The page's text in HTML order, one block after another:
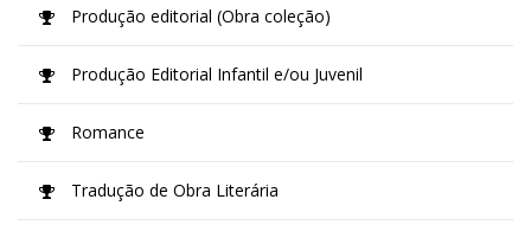
Produção editorial (Obra coleção)
Produção Editorial Infantil e/ou Juvenil
Romance
Tradução de Obra Literária